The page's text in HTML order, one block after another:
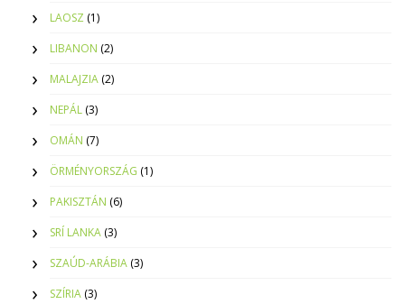
LAOSZ (1)
LIBANON (2)
MALAJZIA (2)
NEPÁL (3)
OMÁN (7)
ÖRMÉNYORSZÁG (1)
PAKISZTÁN (6)
SRÍ LANKA (3)
SZAÚD-ARÁBIA (3)
SZÍRIA (3)